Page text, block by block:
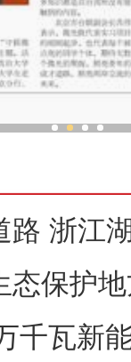
浙江
态保护
千瓦新